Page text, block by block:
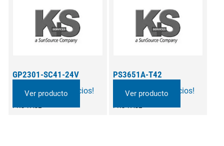
GP2301-SC41-24V
¡Llame para precios!
PRO-FACE
Ver producto
PS3651A-T42
¡Llame para precios!
PRO-FACE
Ver producto